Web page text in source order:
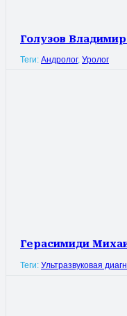
Голузов
Теги: Андролог, Уролог
Герасимиди
Теги: Ультразвуковая